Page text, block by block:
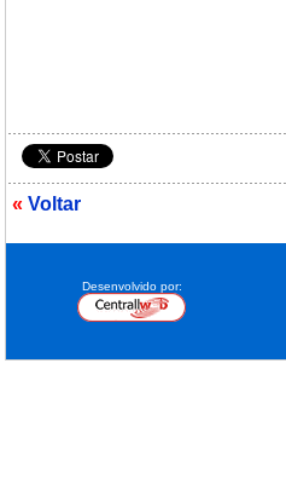
« Voltar
Desenvolvido por: